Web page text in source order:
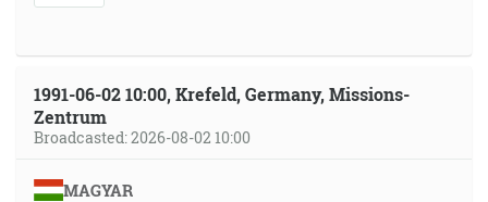
1991-06-02 10:00, Krefeld, Germany, Missions-
Zentrum
Broadcasted: 2026-08-02 10:00
MAGYAR